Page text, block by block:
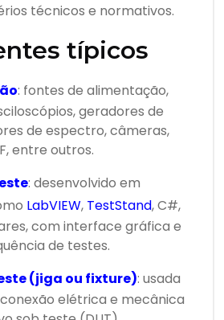
técnicos e normativos.
típicos
: fontes de alimentação,
geradores de
de espectro, câmeras,
entre outros.
: desenvolvido em
LabVIEW, TestStand, C#,
com interface gráfica e
de testes.
(jiga ou fixture): usada
elétrica e mecânica